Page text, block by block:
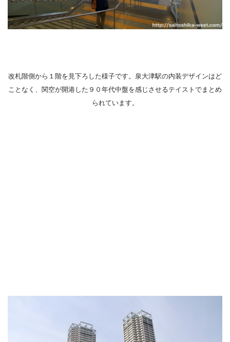
改札階側から１階を見下ろした様子です。泉大津駅の内装デザインはど
ことなく、関空が開港した９０年代中盤を感じさせるテイストでまとめ
られています。